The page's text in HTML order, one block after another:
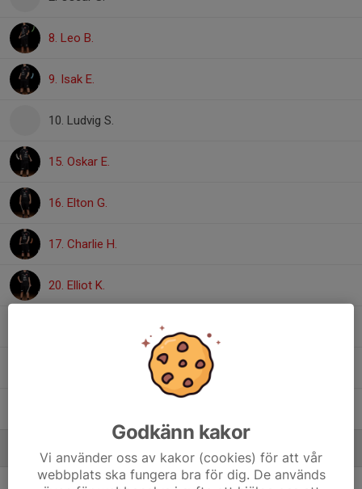
8. Leo B.
9. Isak E.
10. Ludvig S.
15. Oskar E.
16. Elton G.
17. Charlie H.
20. Elliot K.
Ledare
Godkänn kakor
Vi använder oss av kakor (cookies) för att vår
webbplats ska fungera bra för dig. De används